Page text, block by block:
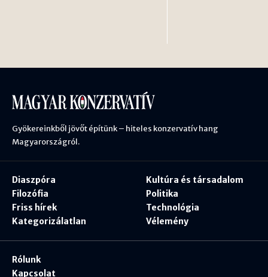
Gyökereinkből jövőt építünk – hiteles konzervatív hang
Magyarországról.
Diaszpóra
Filozófia
Friss hírek
Kategorizálatlan
Kultúra és társadalom
Politika
Technológia
Vélemény
Rólunk
Kapcsolat